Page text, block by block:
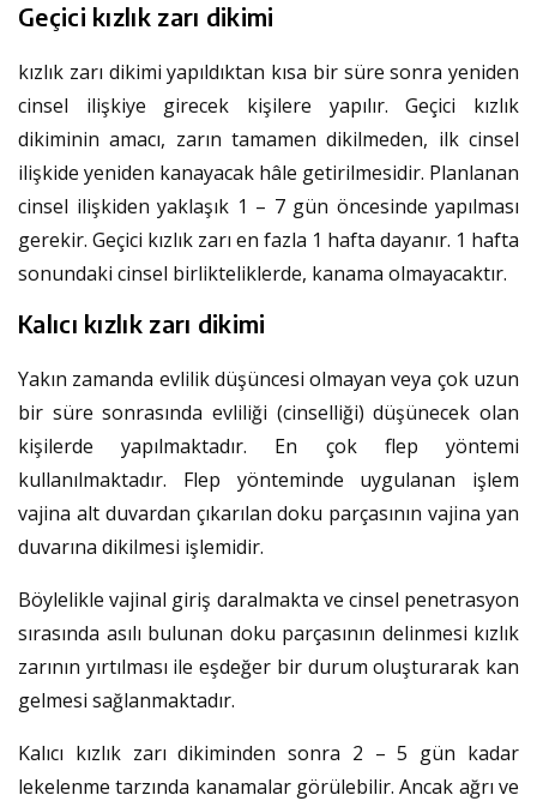
Geçici kızlık zarı dikimi
kızlık zarı dikimi yapıldıktan kısa bir süre sonra yeniden
cinsel ilişkiye girecek kişilere yapılır. Geçici kızlık
dikiminin amacı, zarın tamamen dikilmeden, ilk cinsel
ilişkide yeniden kanayacak hâle getirilmesidir. Planlanan
cinsel ilişkiden yaklaşık 1 – 7 gün öncesinde yapılması
gerekir. Geçici kızlık zarı en fazla 1 hafta dayanır. 1 hafta
sonundaki cinsel birlikteliklerde, kanama olmayacaktır.
Kalıcı kızlık zarı dikimi
Yakın zamanda evlilik düşüncesi olmayan veya çok uzun
bir süre sonrasında evliliği (cinselliği) düşünecek olan
kişilerde yapılmaktadır. En çok flep yöntemi
kullanılmaktadır. Flep yönteminde uygulanan işlem
vajina alt duvardan çıkarılan doku parçasının vajina yan
duvarına dikilmesi işlemidir.
Böylelikle vajinal giriş daralmakta ve cinsel penetrasyon
sırasında asılı bulunan doku parçasının delinmesi kızlık
zarının yırtılması ile eşdeğer bir durum oluşturarak kan
gelmesi sağlanmaktadır.
Kalıcı kızlık zarı dikiminden sonra 2 – 5 gün kadar
lekelenme tarzında kanamalar görülebilir. Ancak ağrı ve